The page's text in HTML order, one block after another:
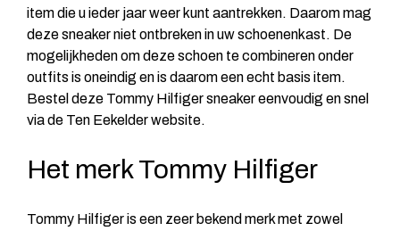
item die u ieder jaar weer kunt aantrekken. Daarom mag
deze sneaker niet ontbreken in uw schoenenkast. De
mogelijkheden om deze schoen te combineren onder
outfits is oneindig en is daarom een echt basis item.
Bestel deze Tommy Hilfiger sneaker eenvoudig en snel
via de Ten Eekelder website.
Het merk Tommy Hilfiger
Tommy Hilfiger is een zeer bekend merk met zowel